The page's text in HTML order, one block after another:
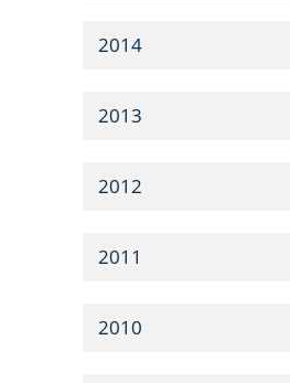
2014
2013
2012
2011
2010